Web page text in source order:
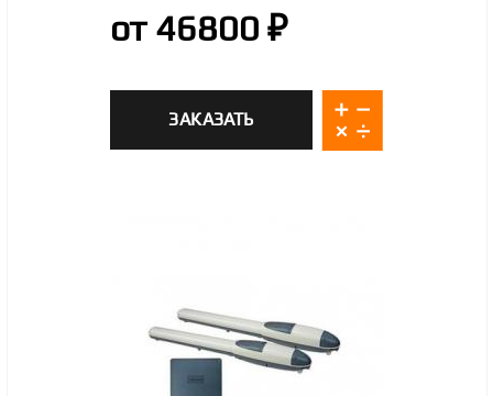
от 46800 ₽
ЗАКАЗАТЬ